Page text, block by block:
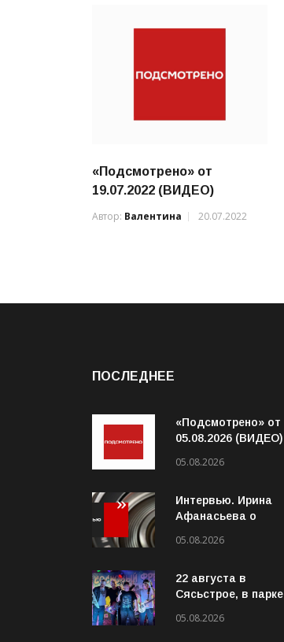
«Подсмотрено» от
19.07.2022 (ВИДЕО)
Автор: Валентина 20.07.2022
ПОСЛЕДНЕЕ
«Подсмотрено» от
05.08.2026 (ВИДЕО)
05.08.2026
Интервью. Ирина
Афанасьева о
контракте (ВИДЕО)
05.08.2026
22 августа в
Сясьстрое, в парке
состоится
05.08.2026